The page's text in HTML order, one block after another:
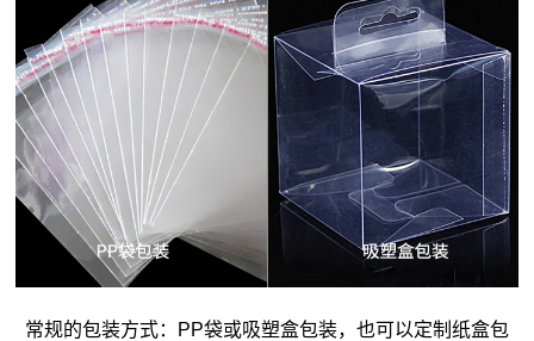
常规的包装方式：PP袋或吸塑盒包装，也可以定制纸盒包